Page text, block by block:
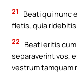
21
Beati qui nunc
fletis, quia
22
Beati eritis
separaverint vos,
vestrum tamquam